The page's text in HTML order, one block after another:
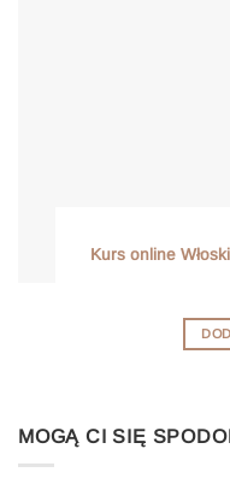
Kurs online
MOGĄ CI SIĘ